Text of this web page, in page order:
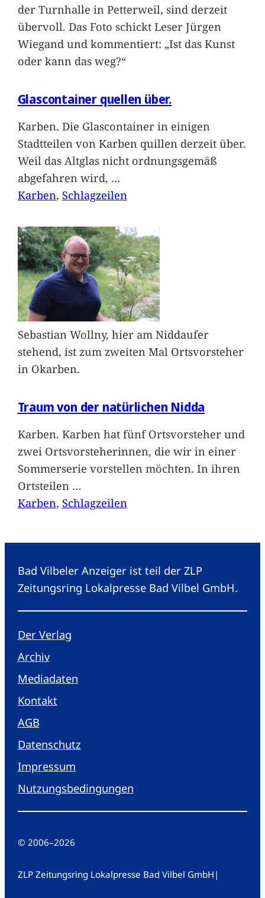
der Turnhalle in Petterweil, sind derzeit
übervoll. Das Foto schickt Leser Jürgen
Wiegand und kommentiert: „Ist das Kunst
oder kann das weg?“
Glascontainer quellen über.
Karben. Die Glascontainer in einigen
Stadtteilen von Karben quillen derzeit über.
Weil das Altglas nicht ordnungsgemäß
abgefahren wird, …
Karben, Schlagzeilen
Sebastian Wollny, hier am Niddaufer
stehend, ist zum zweiten Mal Ortsvorsteher
in Okarben.
Traum von der natürlichen Nidda
Karben. Karben hat fünf Ortsvorsteher und
zwei Ortsvorsteherinnen, die wir in einer
Sommerserie vorstellen möchten. In ihren
Ortsteilen …
Karben, Schlagzeilen
Bad Vilbeler Anzeiger ist teil der ZLP
Zeitungsring Lokalpresse Bad Vilbel GmbH.
Der Verlag
Archiv
Mediadaten
Kontakt
AGB
Datenschutz
Impressum
Nutzungsbedingungen
© 2006–2026
ZLP Zeitungsring Lokalpresse Bad Vilbel GmbH |